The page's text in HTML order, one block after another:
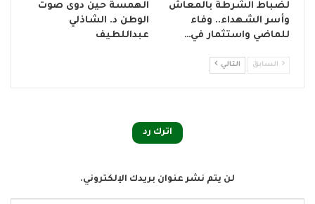
لضباط الشرطة بالمعاش
وأسر الشهداء.. وفاء
للماضي واستثمار في…
الهمسة حين دوى صوت
الوطن د. الشاذلي
عبداللطيف
السابق التالي
اترك رد
لن يتم نشر عنوان بريدك الإلكتروني.